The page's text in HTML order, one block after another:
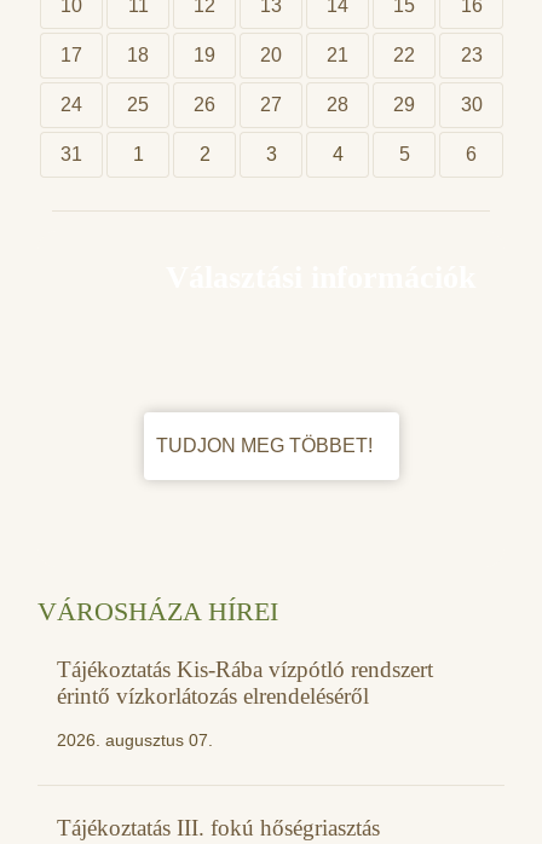
10 11 12 13 14 15 16
17 18 19 20 21 22 23
24 25 26 27 28 29 30
31 1 2 3 4 5 6
TUDJON MEG TÖBBET!
VÁROSHÁZA HÍREI
Tájékoztatás Kis-Rába vízpótló rendszert
érintő vízkorlátozás elrendeléséről
2026. augusztus 07.
Tájékoztatás III. fokú hőségriasztás